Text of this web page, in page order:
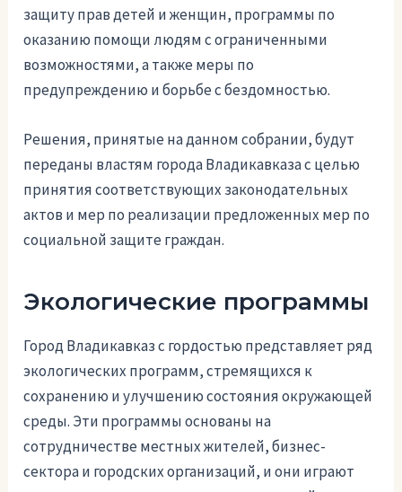
защиту прав детей и женщин, программы по
оказанию помощи людям с ограниченными
возможностями, а также меры по
предупреждению и борьбе с бездомностью.
Решения, принятые на данном собрании, будут
переданы властям города Владикавказа с целью
принятия соответствующих законодательных
актов и мер по реализации предложенных мер по
социальной защите граждан.
Экологические программы
Город Владикавказ с гордостью представляет ряд
экологических программ, стремящихся к
сохранению и улучшению состояния окружающей
среды. Эти программы основаны на
сотрудничестве местных жителей, бизнес-
сектора и городских организаций, и они играют